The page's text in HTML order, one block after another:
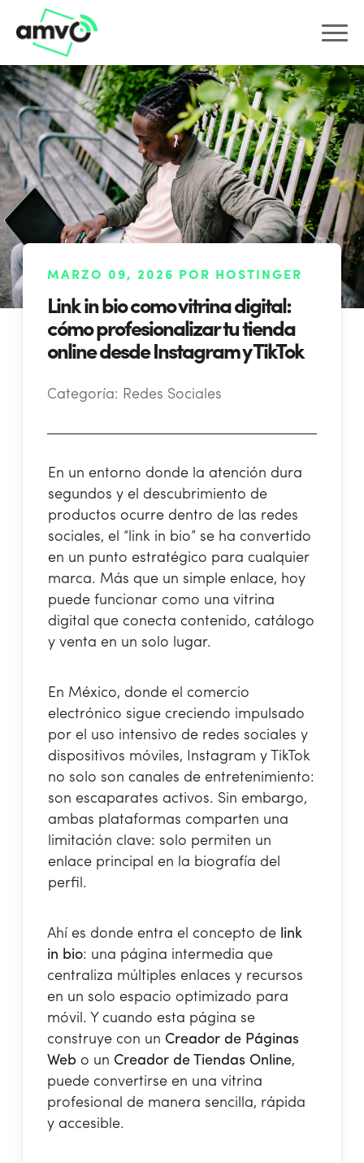
MARZO 09, 2026 POR HOSTINGER
Link in bio como vitrina digital:
cómo profesionalizar tu tienda
online desde Instagram y TikTok
Categoría: Redes Sociales
En un entorno donde la atención dura
segundos y el descubrimiento de
productos ocurre dentro de las redes
sociales, el “link in bio” se ha convertido
en un punto estratégico para cualquier
marca. Más que un simple enlace, hoy
puede funcionar como una vitrina
digital que conecta contenido, catálogo
y venta en un solo lugar.
En México, donde el comercio
electrónico sigue creciendo impulsado
por el uso intensivo de redes sociales y
dispositivos móviles, Instagram y TikTok
no solo son canales de entretenimiento:
son escaparates activos. Sin embargo,
ambas plataformas comparten una
limitación clave: solo permiten un
enlace principal en la biografía del
perfil.
Ahí es donde entra el concepto de link
in bio: una página intermedia que
centraliza múltiples enlaces y recursos
en un solo espacio optimizado para
móvil. Y cuando esta página se
construye con un Creador de Páginas
Web o un Creador de Tiendas Online,
puede convertirse en una vitrina
profesional de manera sencilla, rápida
y accesible.